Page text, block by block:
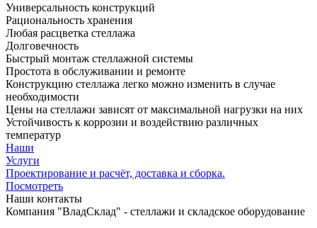
Универсальность конструкций
Рациональность хранения
Любая расцветка стеллажа
Долговечность
Быстрый монтаж стеллажной системы
Простота в обслуживании и ремонте
Конструкцию стеллажа легко можно изменить в случае
необходимости
Цены на стеллажи зависят от максимальной нагрузки на них
Устойчивость к коррозии и воздействию различных
температур
Наши
Услуги
Проектирование и расчёт, доставка и сборка.
Посмотреть
Наши контакты
Компания "ВладСклад" - стеллажи и складское оборудование